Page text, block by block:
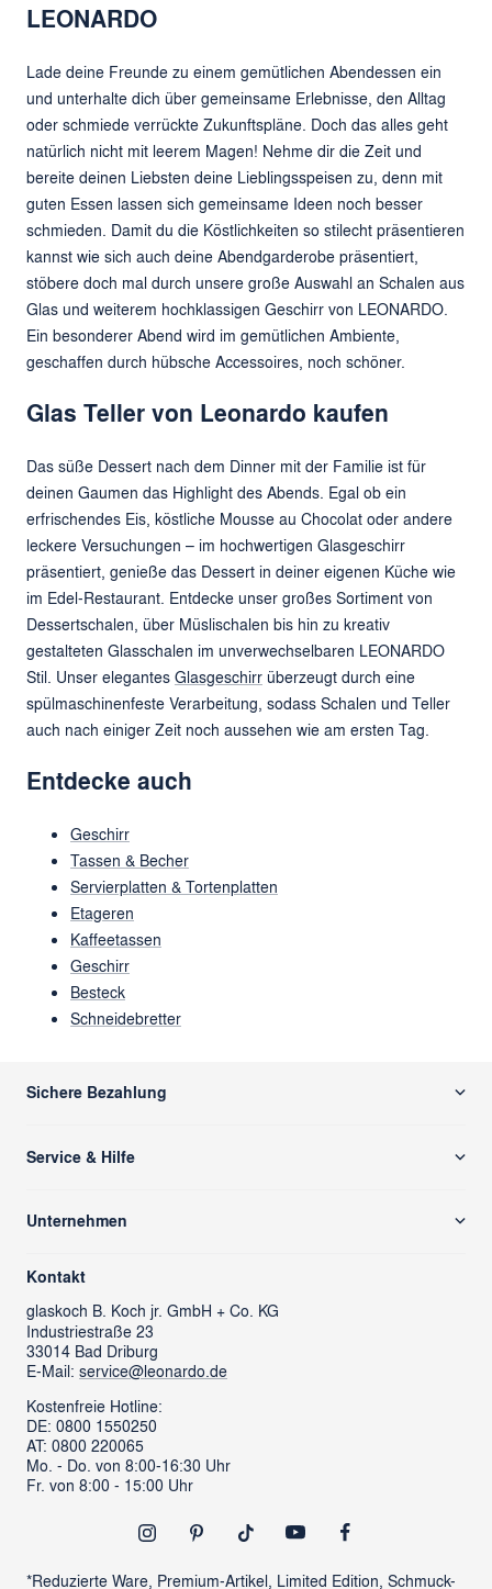
LEONARDO
Lade deine Freunde zu einem gemütlichen Abendessen ein
und unterhalte dich über gemeinsame Erlebnisse, den Alltag
oder schmiede verrückte Zukunftspläne. Doch das alles geht
natürlich nicht mit leerem Magen! Nehme dir die Zeit und
bereite deinen Liebsten deine Lieblingsspeisen zu, denn mit
guten Essen lassen sich gemeinsame Ideen noch besser
schmieden. Damit du die Köstlichkeiten so stilecht präsentieren
kannst wie sich auch deine Abendgarderobe präsentiert,
stöbere doch mal durch unsere große Auswahl an Schalen aus
Glas und weiterem hochklassigen Geschirr von LEONARDO.
Ein besonderer Abend wird im gemütlichen Ambiente,
geschaffen durch hübsche Accessoires, noch schöner.
Glas Teller von Leonardo kaufen
Das süße Dessert nach dem Dinner mit der Familie ist für
deinen Gaumen das Highlight des Abends. Egal ob ein
erfrischendes Eis, köstliche Mousse au Chocolat oder andere
leckere Versuchungen – im hochwertigen Glasgeschirr
präsentiert, genieße das Dessert in deiner eigenen Küche wie
im Edel-Restaurant. Entdecke unser großes Sortiment von
Dessertschalen, über Müslischalen bis hin zu kreativ
gestalteten Glasschalen im unverwechselbaren LEONARDO
Stil. Unser elegantes Glasgeschirr überzeugt durch eine
spülmaschinenfeste Verarbeitung, sodass Schalen und Teller
auch nach einiger Zeit noch aussehen wie am ersten Tag.
Entdecke auch
Geschirr
Tassen & Becher
Servierplatten & Tortenplatten
Etageren
Kaffeetassen
Geschirr
Besteck
Schneidebretter
Sichere Bezahlung
Unternehmen
Über uns
glass cube
LEONARDO News
Karriere
Verantwortung
ProSales Gastronomie
LIVING Möbel
Newsletter
Service & Hilfe
Kontaktformular
Ansprechpartner & Presse
LEONARDO Firmengeschenke
FAQs
Händlersuche
Retoure anmelden
Vertrag widerrufen
Kontakt
glaskoch B. Koch jr. GmbH + Co. KG
Industriestraße 23
33014 Bad Driburg
E-Mail: service@leonardo.de
Kostenfreie Hotline:
DE: 0800 1550250
AT: 0800 220065
Mo. - Do. von 8:00-16:30 Uhr
Fr. von 8:00 - 15:00 Uhr
*Reduzierte Ware, Premium-Artikel, Limited Edition, Schmuck-